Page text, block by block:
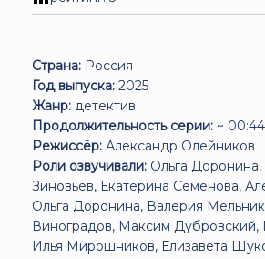
Страна: Россия
Год выпуска: 2025
Жанр: детектив
Продолжительность серии: ~
Режиссёр: Александр Олейников
Роли озвучивали: Ольга
Зиновьев, Екатерина Семёнова,
Ольга Доронина, Валерия
Виноградов, Максим Дубровский,
Илья Мирошников, Елизавета